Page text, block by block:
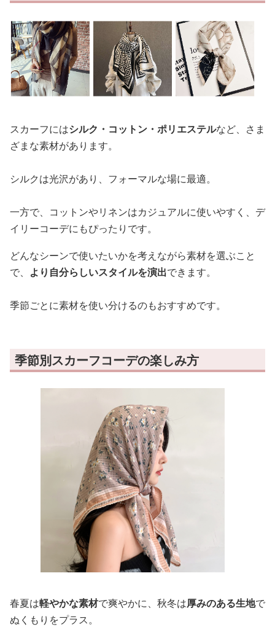
スカーフにはシルク・コットン・ポリエステルなど、さま
ざまな素材があります。
シルクは光沢があり、フォーマルな場に最適。
一方で、コットンやリネンはカジュアルに使いやすく、デ
イリーコーデにもぴったりです。
どんなシーンで使いたいかを考えながら素材を選ぶこと
で、 より自分らしいスタイルを演出できます。
季節ごとに素材を使い分けるのもおすすめです。
季節別スカーフコーデの楽しみ方
春夏は軽やかな素材で爽やかに、秋冬は厚みのある生地で
ぬくもりをプラス。